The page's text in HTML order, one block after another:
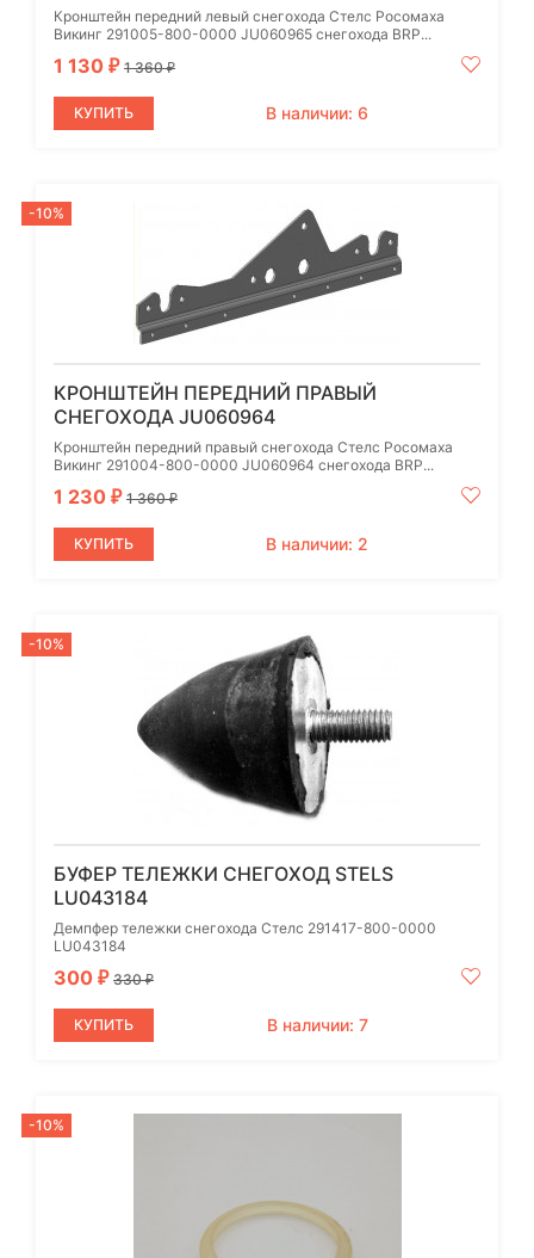
Кронштейн передний левый снегохода Стелс Росомаха
Викинг 291005-800-0000 JU060965 снегохода BRP...
1 130 ₽ 1 360₽
КУПИТЬ В наличии: 6
-10%
КРОНШТЕЙН ПЕРЕДНИЙ ПРАВЫЙ
СНЕГОХОДА JU060964
Кронштейн передний правый снегохода Стелс Росомаха
Викинг 291004-800-0000 JU060964 снегохода BRP...
1 230 ₽ 1 360₽
КУПИТЬ В наличии: 2
-10%
БУФЕР ТЕЛЕЖКИ СНЕГОХОД STELS
LU043184
Демпфер тележки снегохода Стелс 291417-800-0000
LU043184
300 ₽ 330₽
КУПИТЬ В наличии: 7
-10%